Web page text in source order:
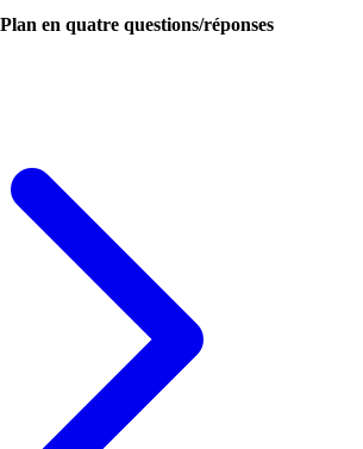
en quatre questions/réponses